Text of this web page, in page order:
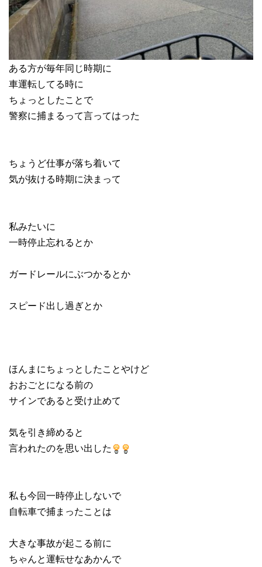
ある方が毎年同じ時期に
車運転してる時に
ちょっとしたことで
警察に捕まるって言ってはった
ちょうど仕事が落ち着いて
気が抜ける時期に決まって
私みたいに
一時停止忘れるとか
ガードレールにぶつかるとか
スピード出し過ぎとか
ほんまにちょっとしたことやけど
おおごとになる前の
サインであると受け止めて
気を引き締めると
言われたのを思い出した
私も今回一時停止しないで
自転車で捕まったことは
大きな事故が起こる前に
ちゃんと運転せなあかんで